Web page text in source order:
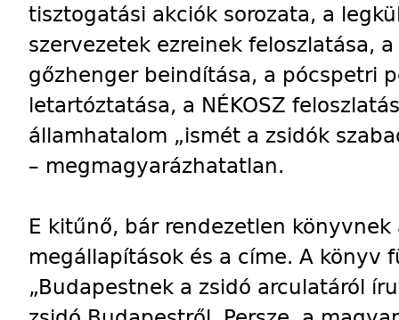
tisztogatási akciók sorozata, a
szervezetek ezreinek feloszlatása,
gőzhenger beindítása, a pócspetri
letartóztatása, a NÉKOSZ
államhatalom „ismét a zsidók
– megmagyarázhatatlan.
E kitűnő, bár rendezetlen
megállapítások és a címe. A könyv
„Budapestnek a zsidó arculatáról